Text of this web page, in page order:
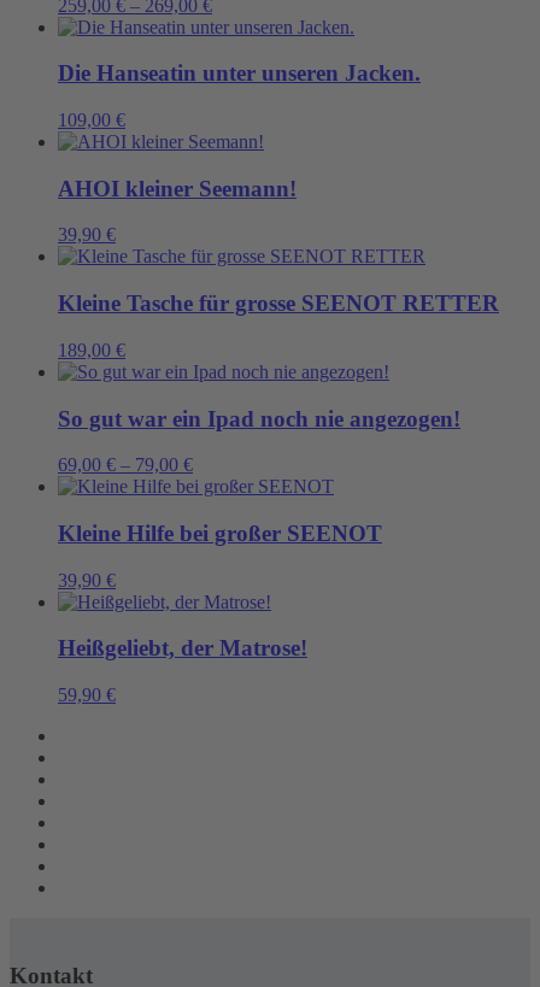
259,00 € – 269,00 €
Die Hanseatin unter unseren Jacken.
109,00 €
AHOI kleiner Seemann!
39,90 €
Kleine Tasche für grosse SEENOT RETTER
189,00 €
So gut war ein Ipad noch nie angezogen!
69,00 € – 79,00 €
Kleine Hilfe bei großer SEENOT
39,90 €
Heißgeliebt, der Matrose!
59,90 €
Kontakt